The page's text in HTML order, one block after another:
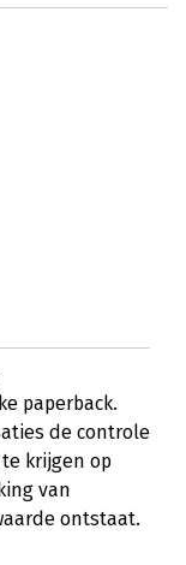
paperback.
de controle
krijgen op
van
ontstaat.